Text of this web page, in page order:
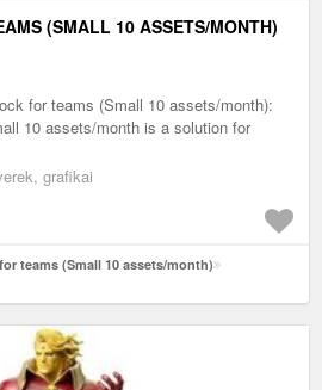
(SMALL 10 ASSETS/MONTH)
for teams (Small 10 assets/month):
10 assets/month is a solution for
grafikai
teams (Small 10 assets/month)